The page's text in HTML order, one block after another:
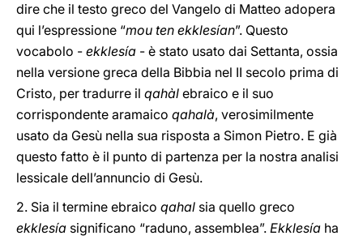
dire che il testo greco del Vangelo di Matteo adopera
qui l’espressione “mou ten ekklesían”. Questo
vocabolo - ekklesía - è stato usato dai Settanta, ossia
nella versione greca della Bibbia nel II secolo prima di
Cristo, per tradurre il qahàl ebraico e il suo
corrispondente aramaico qahalà, verosimilmente
usato da Gesù nella sua risposta a Simon Pietro. E già
questo fatto è il punto di partenza per la nostra analisi
lessicale dell’annuncio di Gesù.
2. Sia il termine ebraico qahal sia quello greco
ekklesía significano “raduno, assemblea”. Ekklesía ha